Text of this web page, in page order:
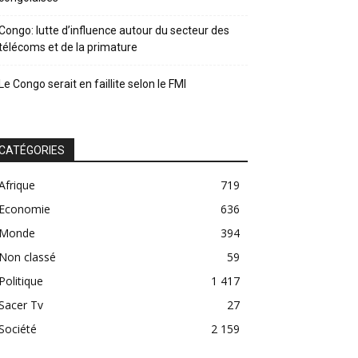
lutte d’influence autour du secteur des
et de la primature
Congo serait en faillite selon le FMI
719
636
394
classé
59
1 417
Tv
27
2 159